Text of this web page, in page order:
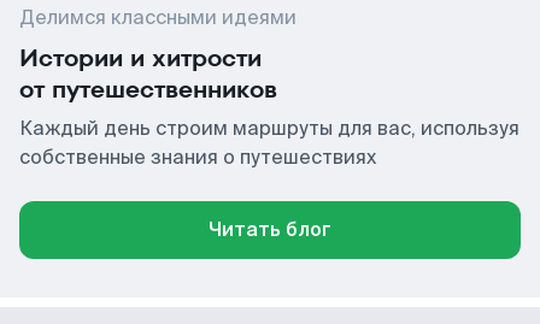
Делимся классными идеями
Истории и хитрости
от путешественников
Каждый день строим маршруты для вас, используя
собственные знания о путешествиях
Читать блог